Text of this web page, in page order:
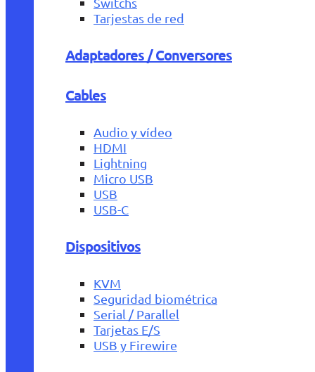
Tarjestas de red
Adaptadores / Conversores
Cables
Audio y vídeo
HDMI
Lightning
Micro USB
USB
USB-C
Dispositivos
KVM
Seguridad biométrica
Serial / Parallel
Tarjetas E/S
USB y Firewire